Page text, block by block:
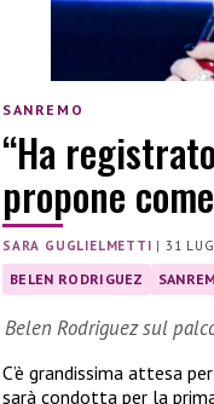
SANREMO
“Ha
propone
SARA GUGLIELMETTI |31
BELEN RODRIGUEZ
Belen Rodriguez sul
C’è grandissima attesa
sarà condotta per la